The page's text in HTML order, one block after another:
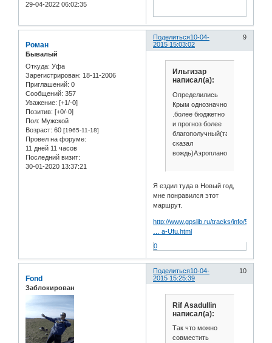
29-04-2022 06:02:35
Поделиться 9
10-04-
2015 15:03:02
Роман
Бывалый
Откуда: Уфа
Зарегистрирован: 18-11-2006
Приглашений: 0
Сообщений: 357
Уважение: [+1/-0]
Позитив: [+0/-0]
Пол: Мужской
Возраст: 60 [1965-11-18]
Провел на форуме:
11 дней 11 часов
Последний визит:
30-01-2020 13:37:21
Ильгизар
написал(а):
Определились
Крым однозначно
.более бюджетно
и прогноз более
благополучный(так
сказал
вождь)Аэропланом
Я ездил туда в Новый год,
мне понравился этот
маршрут.
http://www.gpslib.ru/tracks/info/51824/
… a-Ufu.html
0
Поделиться 10
10-04-
2015 15:25:39
Fond
Заблокирован
Rif Asadullin
написал(а):
Так что можно
совместить